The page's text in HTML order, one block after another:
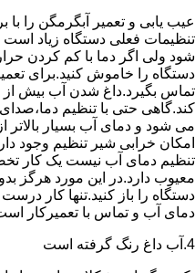
عیب یابی و تعمیر آبگرمگن را
تنظیمات فعلی دستگاه زیاد
شود ولی اگر دما با کم کردن
دستگاه را خاموش کنید.برای
تماس بگیرد.داغ شدن آب بیش از
کند.گاهی حتی با تنظیم
می شود و دمای آب بسیار
امکان خرابی شیر تنظیم وجود
تنظیم دمای آب نیست یک کار
معیوب دارد.در این مورد هرگز
دستگاه را باز کنید.تنها کار
دمای آب و تماس با تعمیرکار
4.آب داغ رنگ گرفته است